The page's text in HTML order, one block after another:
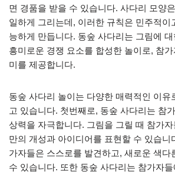
면 경품을 받을 수 있습니다. 사다리 모양
일하게 그리는데, 이러한 규칙은 민주적이
능하게 만듭니다. 동숲 사다리는 그림에
흥미로운 경쟁 요소를 합성한 놀이로, 참
미를 제공합니다.
동숲 사다리 놀이는 다양한 매력적인 이유
고 있습니다. 첫번째로, 동숲 사다리는 참
상력을 자극합니다. 그림을 그릴 때 참가
만의 개성과 아이디어를 표현할 수 있습니
가자들은 스스로를 발견하고, 새로운 색다
수 있습니다. 또한 동숲 사다리는 참가자